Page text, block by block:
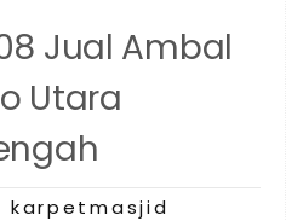
Jual Ambal
Utara
karpetmasjid